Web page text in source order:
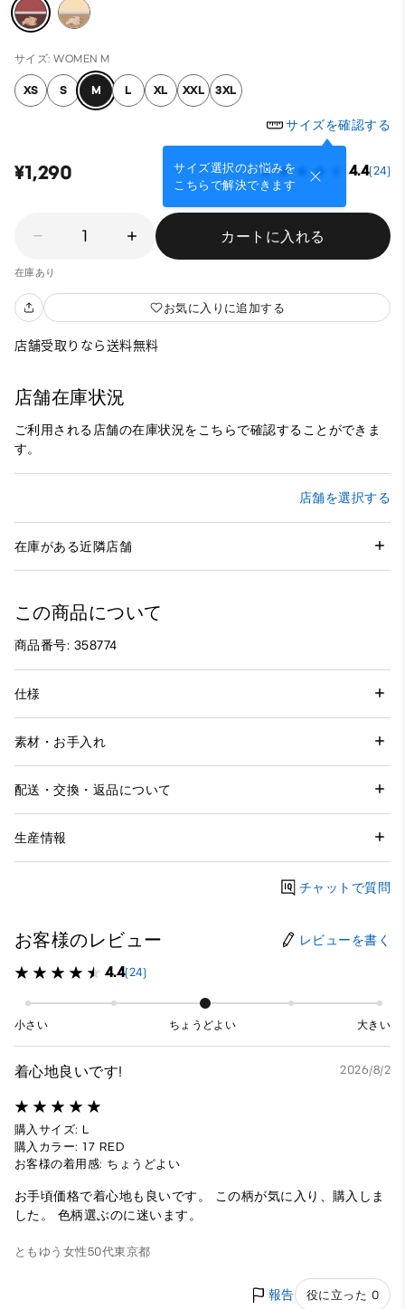
サイズ: WOMEN M
XS S M L XL XXL 3XL
サイズを確認する
サイズ選択のお悩みを
こちらで解決できます
¥1,290 4.4(24)
1 カートに入れる
在庫あり
お気に入りに追加する
店舗受取りなら送料無料
店舗在庫状況
ご利用される店舗の在庫状況をこちらで確認することができま
す。
店舗を選択する
在庫がある近隣店舗
この商品について
商品番号: 358774
仕様
素材・お手入れ
配送・交換・返品について
生産情報
チャットで質問
お客様のレビュー レビューを書く
4.4(24)
小さい ちょうどよい 大きい
着心地良いです! 2026/8/2
購入サイズ: L
購入カラー: 17 RED
お客様の着用感: ちょうどよい
お手頃価格で着心地も良いです。 この柄が気に入り、購入しま
した。 色柄選ぶのに迷います。
ともゆう 女性50代東京都
報告 役に立った 0